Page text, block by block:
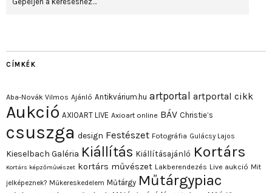
CÍMKÉK
Aba-Novák Vilmos Ajánló Antikvárium.hu artportal artportal cikk
Aukció AXIOART LIVE Axioart online BÁV Christie’s
csuszga design Festészet Fotográfia Gulácsy Lajos
Kieselbach Galéria Kiállítás Kiállításajánló Kortárs
Kortárs képzőművészet kortárs művészet Lakberendezés Live aukció Mit
jelképeznek? Műkereskedelem Műtárgy Műtárgypiac